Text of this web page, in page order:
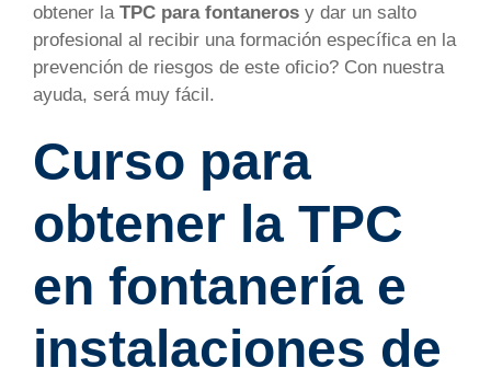
obtener la TPC para fontaneros y dar un salto
profesional al recibir una formación específica en la
prevención de riesgos de este oficio? Con nuestra
ayuda, será muy fácil.
Curso para
obtener la TPC
en fontanería e
instalaciones de